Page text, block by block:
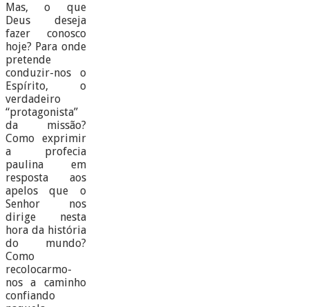
Mas, o que
Deus deseja
fazer conosco
hoje? Para onde
pretende
conduzir-nos o
Espírito, o
verdadeiro
“protagonista”
da missão?
Como exprimir
a profecia
paulina em
resposta aos
apelos que o
Senhor nos
dirige nesta
hora da história
do mundo?
Como
recolocarmo-
nos a caminho
confiando